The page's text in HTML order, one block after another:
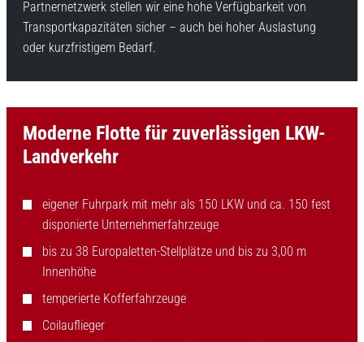
Partnernetzwerk stellen wir eine hohe Verfügbarkeit von
Transportkapazitäten sicher – auch bei hoher Auslastung
oder kurzfristigem Bedarf.
Moderne Flotte für zuverlässigen LKW-
Landverkehr
eigener Fuhrpark mit mehr als 150 LKW und ca. 150 fest
disponierte Unternehmerfahrzeuge
bis zu 38 Europaletten-Stellplätze und bis zu 3,00 m
Innenhöhe
temperierte Kofferfahrzeuge
Coilauflieger